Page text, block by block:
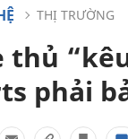
THỊ TRƯỜNG
thủ
phải